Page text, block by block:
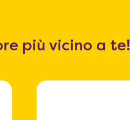
più vicino a te!